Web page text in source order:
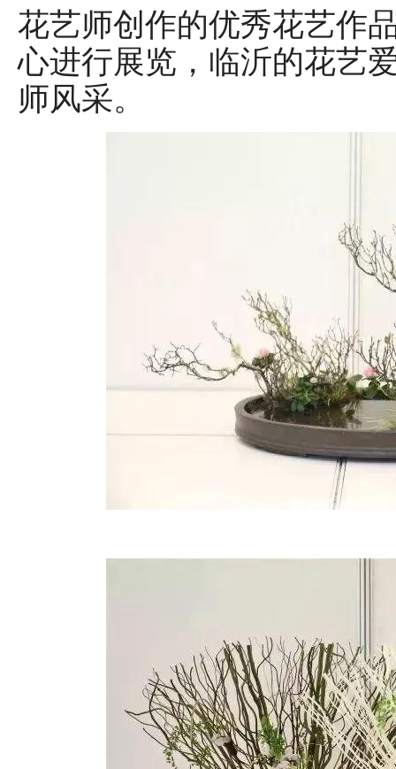
花艺师创作的优秀花艺作
心进行展览，临沂的花艺
师风采。